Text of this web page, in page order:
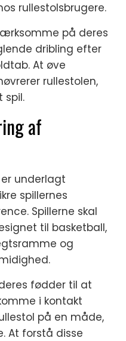
rullestolsbrugere.
på deres
dribling efter
At øve
rullestolen,
spil.
af
underlagt
spillernes
Spillerne skal
til basketball,
og
fødder til at
i kontakt
på en måde,
At forstå disse